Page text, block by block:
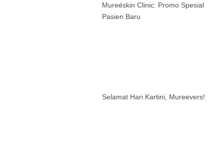
Mureéskin Clinic: Promo Spesial
Pasien Baru
Selamat Hari Kartini, Mureevers!